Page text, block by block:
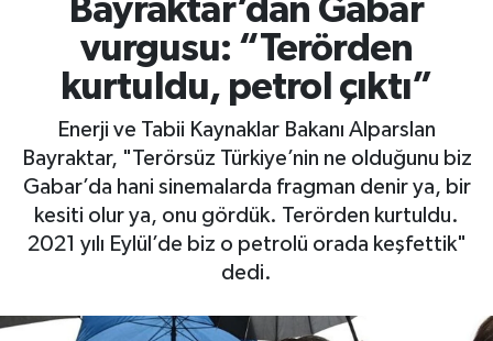
Bayraktar’dan Gabar
vurgusu: “Terörden
kurtuldu, petrol çıktı”
Enerji ve Tabii Kaynaklar Bakanı Alparslan
Bayraktar, "Terörsüz Türkiye’nin ne olduğunu biz
Gabar’da hani sinemalarda fragman denir ya, bir
kesiti olur ya, onu gördük. Terörden kurtuldu.
2021 yılı Eylül’de biz o petrolü orada keşfettik"
dedi.
Tüm Manşetler
Son Dakika Haberleri
Haber Arşivi